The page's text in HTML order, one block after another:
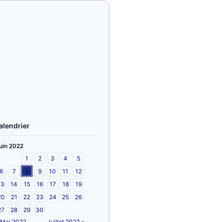
2022
1
2 3 4
5
6
7 8 9 10 11
12
14 15 16 17 18
19
21 22 23 24 25
26
28 29
30